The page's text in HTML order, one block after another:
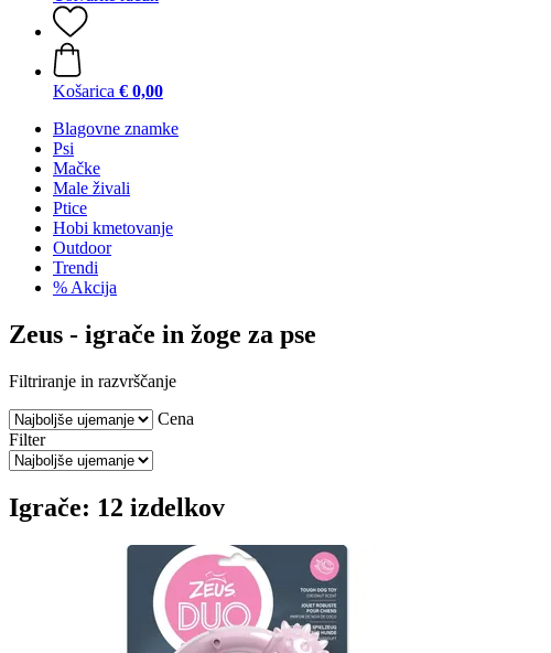
Košarica € 0,00
Blagovne znamke
Psi
Mačke
Male živali
Ptice
Hobi kmetovanje
Outdoor
Trendi
% Akcija
Zeus - igrače in žoge za pse
Filtriranje in razvrščanje
Cena
Filter
Igrače: 12 izdelkov